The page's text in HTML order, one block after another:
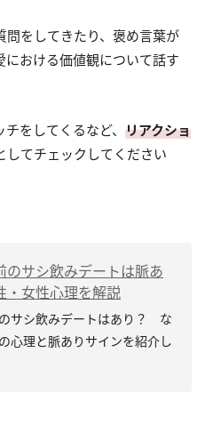
をしてきたり、褒め言葉が
おける価値観について話す
をしてくるなど、 リアクショ
してチェックしてください
のサシ飲みデートは脈あ
女性心理を解説
サシ飲みデートはあり？ な
心理と脈ありサインを紹介し